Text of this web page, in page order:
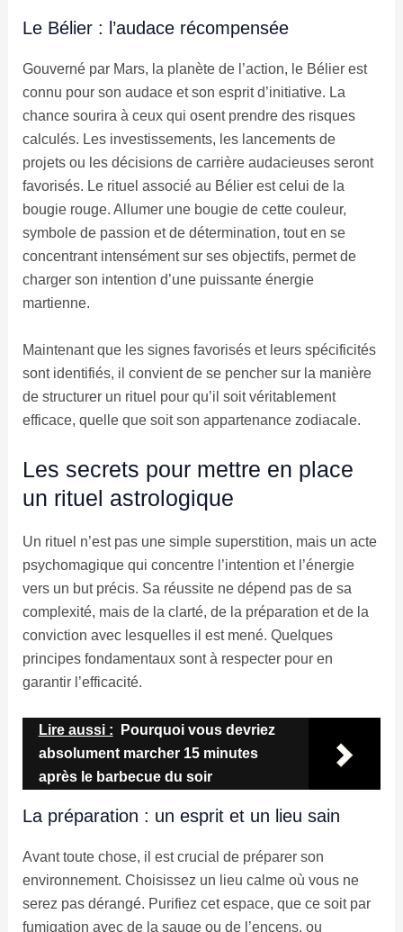
Le Bélier : l’audace récompensée
Gouverné par Mars, la planète de l’action, le Bélier est
connu pour son audace et son esprit d’initiative. La
chance sourira à ceux qui osent prendre des risques
calculés. Les investissements, les lancements de
projets ou les décisions de carrière audacieuses seront
favorisés. Le rituel associé au Bélier est celui de la
bougie rouge. Allumer une bougie de cette couleur,
symbole de passion et de détermination, tout en se
concentrant intensément sur ses objectifs, permet de
charger son intention d’une puissante énergie
martienne.
Maintenant que les signes favorisés et leurs spécificités
sont identifiés, il convient de se pencher sur la manière
de structurer un rituel pour qu’il soit véritablement
efficace, quelle que soit son appartenance zodiacale.
Les secrets pour mettre en place
un rituel astrologique
Un rituel n’est pas une simple superstition, mais un acte
psychomagique qui concentre l’intention et l’énergie
vers un but précis. Sa réussite ne dépend pas de sa
complexité, mais de la clarté, de la préparation et de la
conviction avec lesquelles il est mené. Quelques
principes fondamentaux sont à respecter pour en
garantir l’efficacité.
Lire aussi :
Pourquoi vous devriez
absolument marcher 15 minutes
après le barbecue du soir
La préparation : un esprit et un lieu sain
Avant toute chose, il est crucial de préparer son
environnement. Choisissez un lieu calme où vous ne
serez pas dérangé. Purifiez cet espace, que ce soit par
fumigation avec de la sauge ou de l’encens, ou